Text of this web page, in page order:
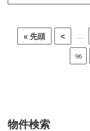
« 先頭 < ...
96
物件検索